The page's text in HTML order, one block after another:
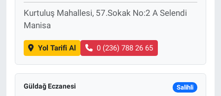
Kurtuluş Mahallesi, 57.Sokak No:2 A Selendi
Manisa
Yol Tarifi Al 0 (236) 788 26 65
Güldağ Eczanesi Salihli